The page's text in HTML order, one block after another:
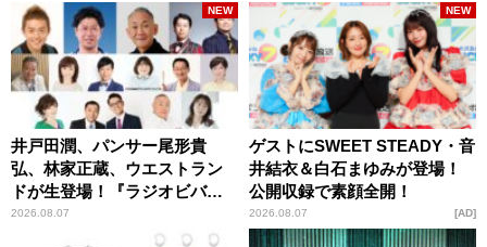
井戸田潤、パンサー尾形貴
弘、林家正蔵、ウエストラン
ドが生登場！『ラジオビバリ
ー昼ズ』
2026.08.07
NEW
ゲストにSWEET STEADY・音
井結衣＆白石まゆみが登場！
公開収録で素顔全開！
2026.08.07
NEW
AD